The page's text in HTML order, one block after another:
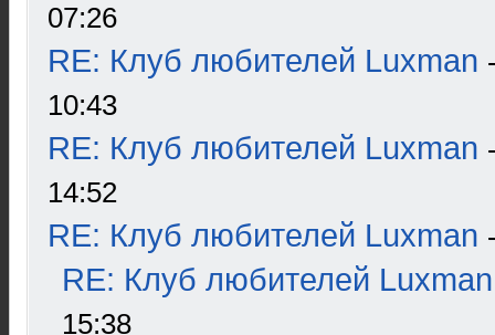
07:26
RE: Клуб любителей Luxman
10:43
RE: Клуб любителей Luxman
14:52
RE: Клуб любителей Luxman
RE: Клуб любителей Luxman
15:38